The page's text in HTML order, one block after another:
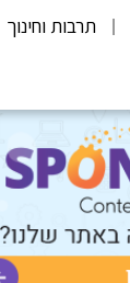
תרבות וחינוך